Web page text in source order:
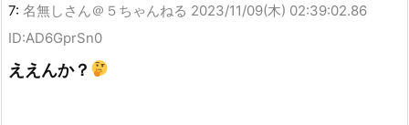
7: 名無しさん＠５ちゃんねる 2023/11/09(木) 02:39:02.86
ID:AD6GprSn0
ええんか？